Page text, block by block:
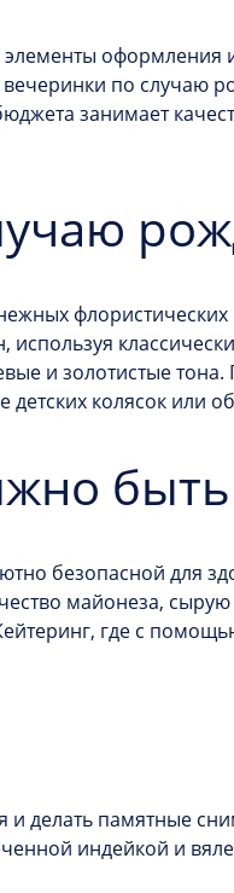
оформления
по случаю
занимает
и золотистые
колясок или
безопасной для
майонеза,
где с
делать памятные
индейкой и